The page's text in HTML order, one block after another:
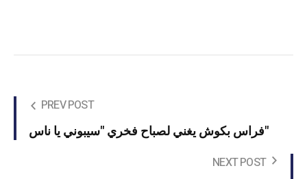
PREV POST
فراس بكوش يغني لصباح فخري "سيبوني يا ناس"
NEXT POST